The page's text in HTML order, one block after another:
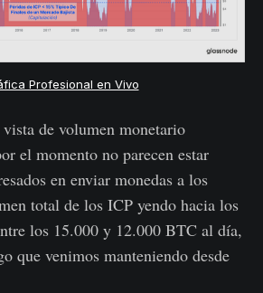
Profesional en Vivo
de volumen monetario
el momento no parecen estar
en enviar monedas a los
total de los ICP yendo hacia los
los 15.000 y 12.000 BTC al día,
que venimos manteniendo desde